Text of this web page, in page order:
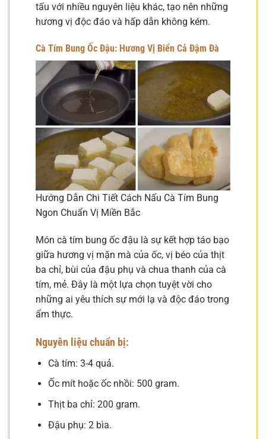
tấu với nhiều nguyên liệu khác, tạo nên những
hương vị độc đáo và hấp dẫn không kém.
Cà Tím Bung Ốc Đậu: Hương Vị Biển Cả Đậm Đà
Hướng Dẫn Chi Tiết Cách Nấu Cà Tím Bung
Ngon Chuẩn Vị Miền Bắc
Món cà tím bung ốc đậu là sự kết hợp táo bạo
giữa hương vị mặn mà của ốc, vị béo của thịt
ba chỉ, bùi của đậu phụ và chua thanh của cà
tím, mẻ. Đây là một lựa chọn tuyệt vời cho
những ai yêu thích sự mới lạ và độc đáo trong
ẩm thực.
Nguyên liệu chuẩn bị:
Cà tím: 3-4 quả.
Ốc mít hoặc ốc nhồi: 500 gram.
Thịt ba chỉ: 200 gram.
Đậu phụ: 2 bìa.